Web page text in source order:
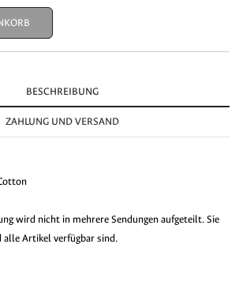
BESCHREIBUNG
ZAHLUNG UND VERSAND
wird nicht in mehrere Sendungen aufgeteilt. Sie
Artikel verfügbar sind.